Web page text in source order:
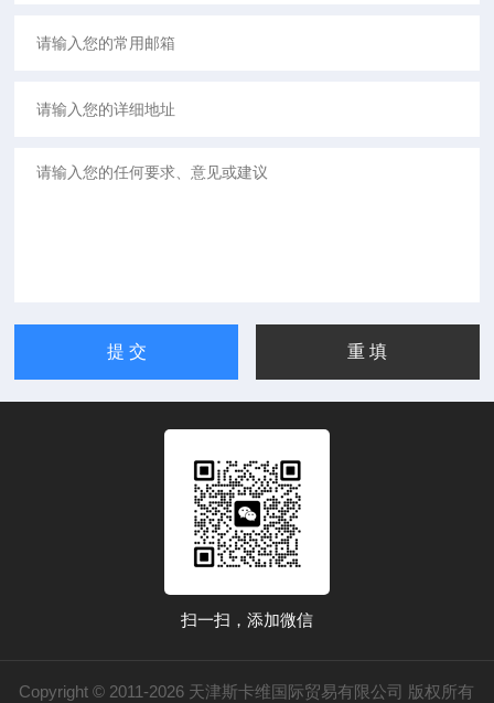
扫一扫，添加微信
Copyright © 2011-2026 天津斯卡维国际贸易有限公司 版权所有